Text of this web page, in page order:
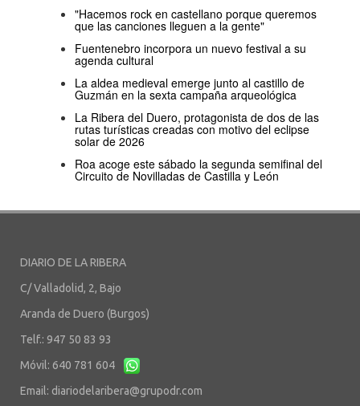
"Hacemos rock en castellano porque queremos
que las canciones lleguen a la gente"
Fuentenebro incorpora un nuevo festival a su
agenda cultural
La aldea medieval emerge junto al castillo de
Guzmán en la sexta campaña arqueológica
La Ribera del Duero, protagonista de dos de las
rutas turísticas creadas con motivo del eclipse
solar de 2026
Roa acoge este sábado la segunda semifinal del
Circuito de Novilladas de Castilla y León
DIARIO DE LA RIBERA
C/ Valladolid, 2, Bajo
Aranda de Duero (Burgos)
Telf.: 947 50 83 93
Móvil: 640 781 604
Email: diariodelaribera@grupodr.com